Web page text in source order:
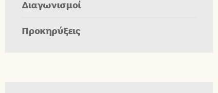
Διαγωνισμοί
Προκηρύξεις